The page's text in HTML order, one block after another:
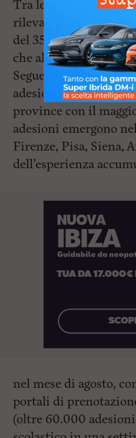
Tra le oltre 61
rilevate, quella degli
del 35% di adesione,
che al momento ha
Segue quella dei
adesioni. Tra i primi
province con il
adesioni emergono
Firenze, Pisa, Siena,
dell’esperienza
nel mese di agosto,
portali di
(oltre 60.000